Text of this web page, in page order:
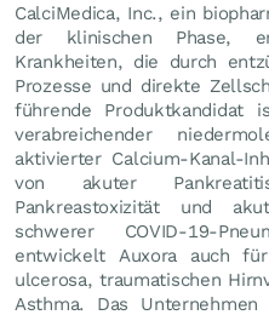
CalciMedica, Inc., ein
der klinischen Phase,
Krankheiten, die durch
Prozesse und direkte
führende Produktkandidat
verabreichender
aktivierter Calcium-Kanal-
von akuter
Pankreastoxizität und
schwerer COVID-19-
entwickelt Auxora auch
ulcerosa, traumatischen
Asthma. Das